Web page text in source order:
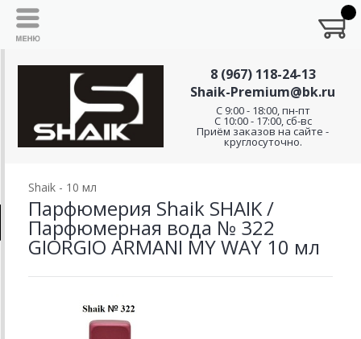
8 (967) 118-24-13
Shaik-Premium@bk.ru
C 9:00 - 18:00, пн-пт
С 10:00 - 17:00, сб-вс
Приём заказов на сайте -
круглосуточно.
Shaik - 10 мл
Парфюмерия Shaik SHAIK /
Парфюмерная вода № 322
GIORGIO ARMANI MY WAY 10 мл